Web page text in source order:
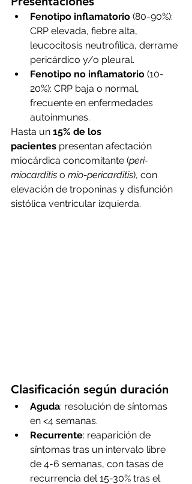
Fenotipo inflamatorio (80-90%):
CRP elevada, fiebre alta,
leucocitosis neutrofílica, derrame
pericárdico y/o pleural.
Fenotipo no inflamatorio (10-
20%): CRP baja o normal,
frecuente en enfermedades
autoinmunes.
Hasta un 15% de los
pacientes presentan afectación
miocárdica concomitante (peri-
miocarditis o mio-pericarditis), con
elevación de troponinas y disfunción
sistólica ventricular izquierda.
Clasificación según duración
Aguda: resolución de síntomas
en <4 semanas.
Recurrente: reaparición de
síntomas tras un intervalo libre
de 4-6 semanas, con tasas de
recurrencia del 15-30% tras el